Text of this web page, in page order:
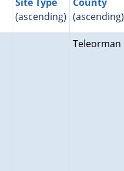
(ascending) (ascending)
Teleorman